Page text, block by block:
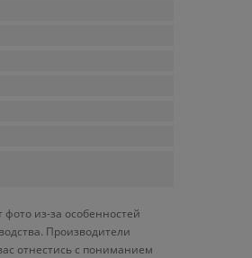
из-за особенностей
Производители
отнестись с пониманием